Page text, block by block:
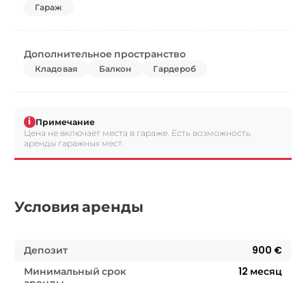
Гараж
Дополнительное пространство
Кладовая Балкон Гардероб
i Примечание
Цена не включает места в гараже. Есть возможность
аренды гаражных мест.
Условия аренды
Депозит
900 €
Минимальный срок
12 месяц